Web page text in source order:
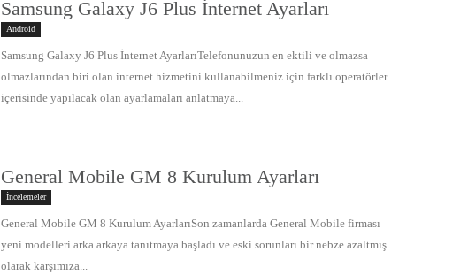
Samsung Galaxy J6 Plus İnternet Ayarları
Android
Samsung Galaxy J6 Plus İnternet AyarlarıTelefonunuzun en ektili ve olmazsa
olmazlarından biri olan internet hizmetini kullanabilmeniz için farklı operatörler
içerisinde yapılacak olan ayarlamaları anlatmaya...
General Mobile GM 8 Kurulum Ayarları
İncelemeler
General Mobile GM 8 Kurulum AyarlarıSon zamanlarda General Mobile firması
yeni modelleri arka arkaya tanıtmaya başladı ve eski sorunları bir nebze azaltmış
olarak karşımıza...